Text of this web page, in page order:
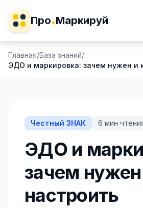
Про Маркируй
Главная/База знаний/
ЭДО и маркировка: зачем нужен и
Честный ЗНАК 6 мин
ЭДО и
зачем
настроить